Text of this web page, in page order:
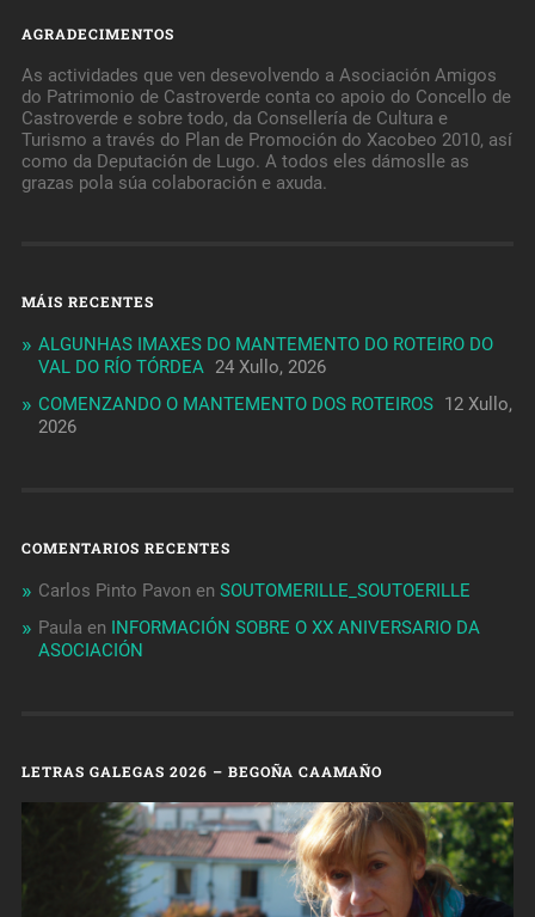
AGRADECIMENTOS
As actividades que ven desevolvendo a Asociación Amigos
do Patrimonio de Castroverde conta co apoio do Concello de
Castroverde e sobre todo, da Consellería de Cultura e
Turismo a través do Plan de Promoción do Xacobeo 2010, así
como da Deputación de Lugo. A todos eles dámoslle as
grazas pola súa colaboración e axuda.
MÁIS RECENTES
ALGUNHAS IMAXES DO MANTEMENTO DO ROTEIRO DO
VAL DO RÍO TÓRDEA 24 Xullo, 2026
COMENZANDO O MANTEMENTO DOS ROTEIROS 12 Xullo,
2026
COMENTARIOS RECENTES
Carlos Pinto Pavon en SOUTOMERILLE_SOUTOERILLE
Paula en INFORMACIÓN SOBRE O XX ANIVERSARIO DA
ASOCIACIÓN
LETRAS GALEGAS 2026 – BEGOÑA CAAMAÑO